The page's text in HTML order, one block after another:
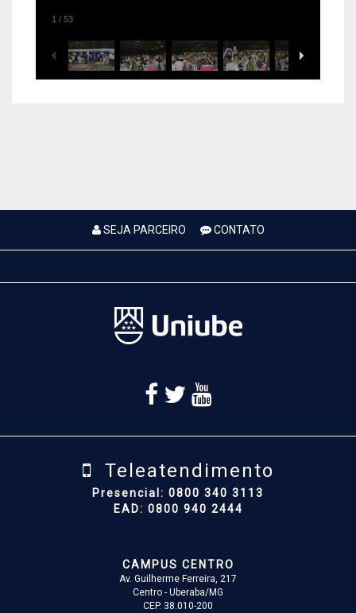
1 / 53
SEJA PARCEIRO CONTATO
Teleatendimento
Presencial: 0800 340 3113
EAD: 0800 940 2444
CAMPUS CENTRO
Av. Guilherme Ferreira, 217
Centro - Uberaba/MG
CEP. 38.010-200